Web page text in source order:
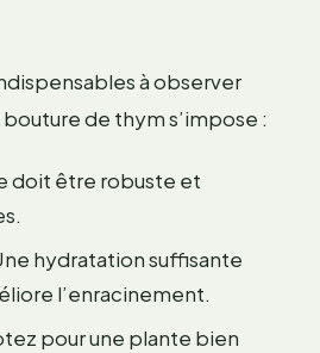
à observer
de thym s’impose :
doit être robuste et
hydratation suffisante
l’enracinement.
pour une plante bien